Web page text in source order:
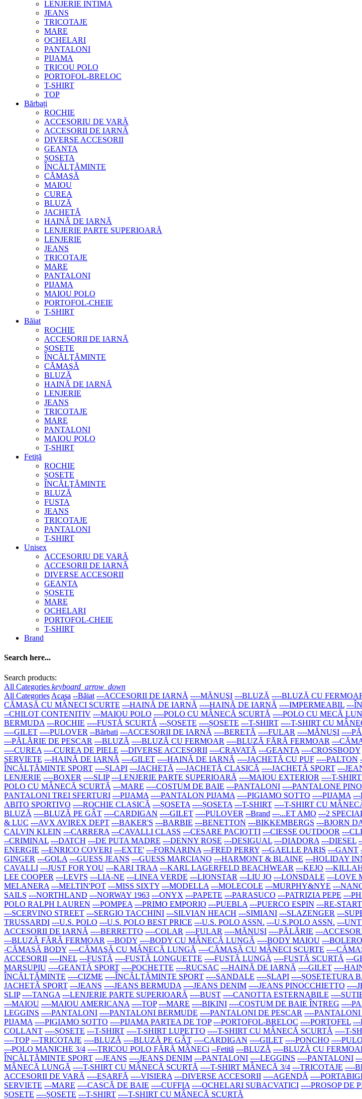
LENJERIE INTIMA
JEANS
TRICOTAJE
MARE
OCHELARI
PANTALONI
PIJAMA
TRICOU POLO
PORTOFOL-BRELOC
T-SHIRT
TOP
Bărbați
ROCHIE
ACCESORIU DE VARĂ
ACCESORII DE IARNĂ
DIVERSE ACCESORII
GEANTA
ȘOSETA
ÎNCĂLŢĂMINTE
CĂMAŞĂ
MAIOU
CUREA
BLUZĂ
JACHETĂ
HAINĂ DE IARNĂ
LENJERIE PARTE SUPERIOARĂ
LENJERIE
JEANS
TRICOTAJE
MARE
PANTALONI
PIJAMA
MAIOU POLO
PORTOFOL-CHEIE
T-SHIRT
Băiat
ROCHIE
ACCESORII DE IARNĂ
ȘOSETE
ÎNCĂLŢĂMINTE
CĂMAŞĂ
BLUZĂ
HAINĂ DE IARNĂ
LENJERIE
JEANS
TRICOTAJE
MARE
PANTALONI
MAIOU POLO
T-SHIRT
Fetiță
ROCHIE
ȘOSETE
ÎNCĂLŢĂMINTE
BLUZĂ
FUSTA
JEANS
TRICOTAJE
PANTALONI
T-SHIRT
Unisex
ACCESORIU DE VARĂ
ACCESORII DE IARNĂ
DIVERSE ACCESORII
GEANTA
ȘOSETE
MARE
OCHELARI
PORTOFOL-CHEIE
T-SHIRT
Brand
Search here...
Search products:
All Categories keyboard_arrow_down
All Categories Acasa --Băiat ---ACCESORII DE IARNĂ ----MĂNUŞI ---BLUZĂ ----BLUZĂ CU
CĂMAŞĂ CU MÂNECI SCURTE ---HAINĂ DE IARNĂ ----HAINĂ DE IARNĂ ----IMPERMEABIL ---
--CHILOT CONTENITIV ---MAIOU POLO ----POLO CU MÂNECĂ SCURTĂ ----POLO CU MECĂ
BERMUDA ---ROCHIE ----FUSTĂ SCURTĂ ---ȘOSETE ----ȘOSETE ---T-SHIRT ----T-SHIRT CU
----GILET ----PULOVER --Bărbati ---ACCESORII DE IARNĂ ----BERETĂ ----FULAR ----MĂNUŞI ----
---PĂLĂRIE DE PESCAR ---BLUZĂ ----BLUZĂ CU FERMOAR ----BLUZĂ FĂRĂ FERMOAR ---
----CUREA ----CUREA DE PIELE ---DIVERSE ACCESORII ----CRAVATĂ ---GEANTA ----CROSSBODY
SERVIETE ---HAINĂ DE IARNĂ ----GILET ----HAINĂ DE IARNĂ ----JACHETĂ CU PUF ----PALTON
ÎNCĂLŢĂMINTE SPORT ----ȘLAPI ---JACHETĂ ----JACHETĂ CLASICĂ ----JACHETĂ SPORT ---
LENJERIE ----BOXER ----SLIP ---LENJERIE PARTE SUPERIOARĂ ----MAIOU EXTERIOR ----T-
POLO CU MÂNECĂ SCURTĂ ---MARE ----COSTUM DE BAIE ---PANTALONI ----PANTALONE
PANTALONI TREI SFERTURI ---PIJAMA ----PANTALON PIJAMA ----PIGIAMO SOTTO ----PIJAMA
ABITO SPORTIVO ----ROCHIE CLASICĂ ---ȘOSETA ----ȘOSETA ---T-SHIRT ----T-SHIRT CU
BLUZĂ ----BLUZĂ PE GÂT ----CARDIGAN ----GILET ----PULOVER --Brand ---...ET AMO ---2
& LUC ---AVX AVIREX DEPT ---BAKER'S ---BARBIE ---BENETTON ---BIKKEMBERGS ---BJORN
CALVIN KLEIN ---CARRERA ---CAVALLI CLASS ---CESARE PACIOTTI ---CIESSE OUTDOOR ---
--CRIMINAL ---DATCH ---DE PUTA MADRE ---DENNY ROSE ---DESIGUAL ---DIADORA ---DIESEL
ENERGIE ---ENRICO COVERI ---EXTE' ---FORNARINA ---FRED PERRY ---GAELLE PARIS ---GANT
GINGER ---GOLA ---GUESS JEANS ---GUESS MARCIANO ---HARMONT & BLAINE ---HOLIDAY
CAVALLI ---JUST FOR YOU ---KARI TRAA ---KARL LAGERFELD BEACHWEAR ---KEJO ---
LEE COOPER ---LEVI'S ---LIA-NE ---LINEA VERDE ---LIONSTAR ---LIU JO ---LONSDALE ---LOVE
MELANERA ---MELTIN'POT ---MISS SIXTY ---MODELLA ---MOLECOLE ---MURPHY&NYE ---
SAILS ---NORTHLAND ---NORWAY 1963 ---ONYX ---PAPETE ---PARASUCO ---PATRIZIA PEPE ---
POLO RALPH LAUREN ---POMPEA ---PRIMO EMPORIO ---PUEBLA ---PUERCO ESPIN ---RE-START
---SCERVINO STREET ---SERGIO TACCHINI ---SILVIAN HEACH ---SIMIANI ---SLAZENGER ---
TRUSSARDI ---U.S. POLO ---U.S. POLO BEST PRICE ---U.S. POLO ASSN. ---U.S.POLO ASSN. ---
ACCESORII DE IARNĂ ----BERRETTO ----COLAR ----FULAR ----MĂNUŞI ----PĂLĂRIE ---
---BLUZĂ FĂRĂ FERMOAR ---BODY ----BODY CU MÂNECĂ LUNGĂ ----BODY MAIOU ---BOLERO
-CĂMAŞĂ BODY ----CĂMAŞĂ CU MÂNECĂ LUNGĂ ----CĂMAŞĂ CU MÂNECI SCURTE ----
ACCESORII ----INEL ---FUSTĂ ----FUSTĂ LONGUETTE ----FUSTĂ LUNGĂ ----FUSTĂ SCURTĂ ---
MARSUPIU ----GEANTĂ SPORT ----POCHETTE ----RUCSAC ---HAINĂ DE IARNĂ ----GILET ----
ÎNCĂLŢĂMINTE ----CIZME ----ÎNCĂLŢĂMINTE SPORT ----SANDALE ----ȘLAPI ----ȘOSETETURA
JACHETĂ SPORT ---JEANS ----JEANS BERMUDA ----JEANS DENIM ----JEANS PINOCCHIETTO ----
SLIP ----TANGA ---LENJERIE PARTE SUPERIOARĂ ----BUST ----CANOTTA ESTERNABILE ----
---MAIOU ----MAIOU AMERICANA ----TOP ---MARE ----BIKINI ----COSTUM DE BAIE ÎNTREG ----
LEGGINS ----PANTALONI ----PANTALONI BERMUDE ----PANTALONI DE PESCAR ----
PIJAMA ----PIGIAMO SOTTO ----PIJAMA PARTEA DE TOP ---PORTOFOL-BRELOC ----PORTOFEL
COLLANT ----ȘOSETE ---T-SHIRT ----T-SHIRT LUPETTO ----T-SHIRT CU MÂNECĂ SCURTĂ ----T-
----TOP ---TRICOTAJE ----BLUZĂ ----BLUZĂ PE GÂT ----CARDIGAN ----GILET ----PONCHO ----
---POLO MANICHE 3/4 ----TRICOU POLO FĂRĂ MÂNECi --Fetită ---BLUZĂ ----BLUZĂ CU
ÎNCĂLŢĂMINTE SPORT ---JEANS ----JEANS DENIM ---PANTALONI ----LEGGINS ----PANTALONI
MÂNECĂ LUNGĂ ----T-SHIRT CU MÂNECĂ SCURTĂ ----T-SHIRT MÂNECĂ 3/4 ---TRICOTAJE ----
ACCESORII DE VARĂ ----EȘARFĂ ----VISIERA ---DIVERSE ACCESORII ----AGENDĂ ----
SERVIETE ---MARE ----CASCĂ DE BAIE ----CUFFIA ----OCHELARI SUBACVATICI ----PROSOP DE
ȘOSETE ----ȘOSETE ---T-SHIRT ----T-SHIRT CU MÂNECĂ SCURTĂ